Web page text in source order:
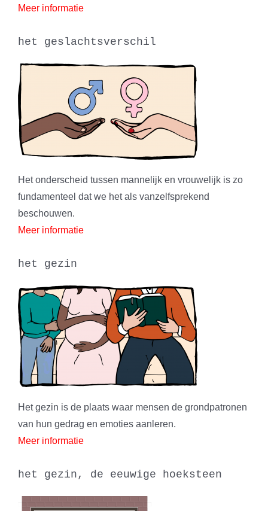
Meer informatie
het geslachtsverschil
Het onderscheid tussen mannelijk en vrouwelijk is zo
fundamenteel dat we het als vanzelfsprekend
beschouwen.
Meer informatie
het gezin
Het gezin is de plaats waar mensen de grondpatronen
van hun gedrag en emoties aanleren.
Meer informatie
het gezin, de eeuwige hoeksteen